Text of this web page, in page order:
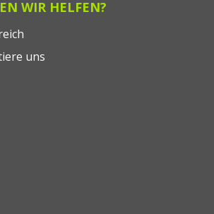
WIR HELFEN?
uns